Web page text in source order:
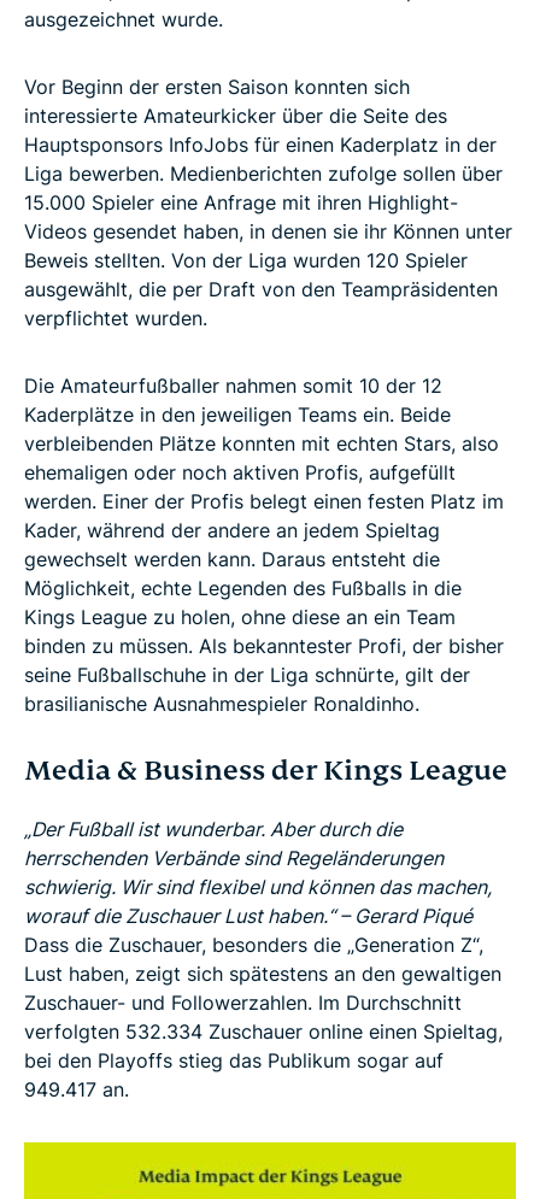
ausgezeichnet wurde.
Vor Beginn der ersten Saison konnten sich
interessierte Amateurkicker über die Seite des
Hauptsponsors InfoJobs für einen Kaderplatz in der
Liga bewerben. Medienberichten zufolge sollen über
15.000 Spieler eine Anfrage mit ihren Highlight-
Videos gesendet haben, in denen sie ihr Können unter
Beweis stellten. Von der Liga wurden 120 Spieler
ausgewählt, die per Draft von den Teampräsidenten
verpflichtet wurden.
Die Amateurfußballer nahmen somit 10 der 12
Kaderplätze in den jeweiligen Teams ein. Beide
verbleibenden Plätze konnten mit echten Stars, also
ehemaligen oder noch aktiven Profis, aufgefüllt
werden. Einer der Profis belegt einen festen Platz im
Kader, während der andere an jedem Spieltag
gewechselt werden kann. Daraus entsteht die
Möglichkeit, echte Legenden des Fußballs in die
Kings League zu holen, ohne diese an ein Team
binden zu müssen. Als bekanntester Profi, der bisher
seine Fußballschuhe in der Liga schnürte, gilt der
brasilianische Ausnahmespieler Ronaldinho.
Media & Business der Kings League
„Der Fußball ist wunderbar. Aber durch die
herrschenden Verbände sind Regeländerungen
schwierig. Wir sind flexibel und können das machen,
worauf die Zuschauer Lust haben.“ – Gerard Piqué
Dass die Zuschauer, besonders die „Generation Z“,
Lust haben, zeigt sich spätestens an den gewaltigen
Zuschauer- und Followerzahlen. Im Durchschnitt
verfolgten 532.334 Zuschauer online einen Spieltag,
bei den Playoffs stieg das Publikum sogar auf
949.417 an.